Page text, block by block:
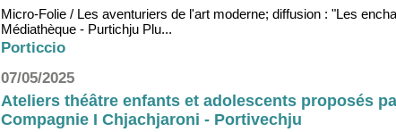
Micro-Folie / Les aventuriers de l'art moderne; diffusion : "Les
Médiathèque - Purtichju Plu...
Porticcio
07/05/2025
Ateliers théâtre enfants et adolescents proposés
Compagnie I Chjachjaroni - Portivechju